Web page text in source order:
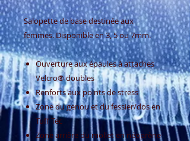
Salopette de base destinée aux
femmes. Disponible en 3, 5 ou 7mm.
Ouverture aux épaules à attaches
Velcro® doubles
Renforts aux points de stress
Zone du genou et du fessier/dos en
Tuff Tec
Zone arrière du mollet en néoprène